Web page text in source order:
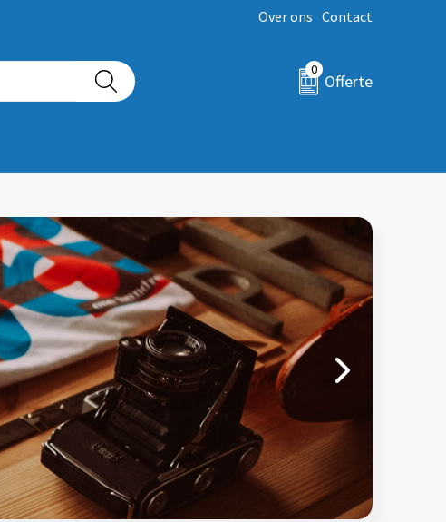
Over ons Contact
0
Offerte
Next